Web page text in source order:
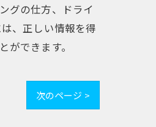
グの仕方、ドライ
、正しい情報を得
できます。
次のページ >